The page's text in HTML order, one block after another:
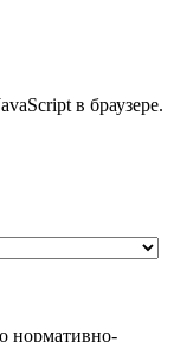
в браузере.
нормативно-